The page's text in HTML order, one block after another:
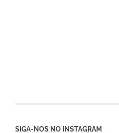
SIGA-NOS NO INSTAGRAM